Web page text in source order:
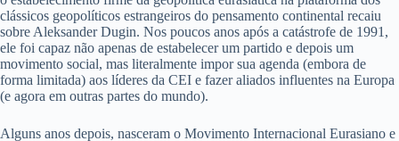
clássicos geopolíticos estrangeiros do pensamento continental recaiu
sobre Aleksander Dugin. Nos poucos anos após a catástrofe de 1991,
ele foi capaz não apenas de estabelecer um partido e depois um
movimento social, mas literalmente impor sua agenda (embora de
forma limitada) aos líderes da CEI e fazer aliados influentes na Europa
(e agora em outras partes do mundo).
Alguns anos depois, nasceram o Movimento Internacional Eurasiano e